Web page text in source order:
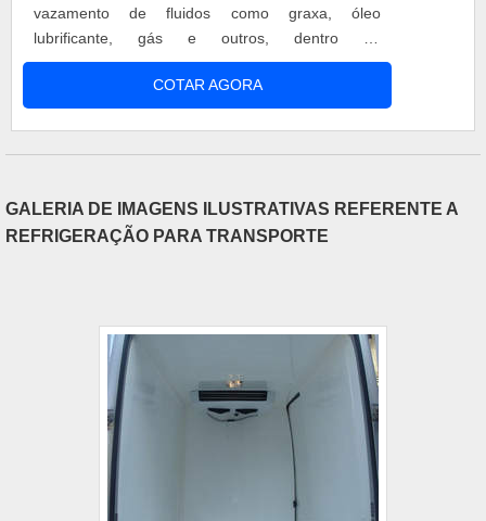
vazamento de fluidos como graxa, óleo
lubrificante, gás e outros, dentro do
funcionamento de uma moto. E apesar de parecer
somente uma borracha, esta peça é mais do que
simplesmente isso. O retentor de moto é
COTAR AGORA
GALERIA DE IMAGENS ILUSTRATIVAS REFERENTE A
REFRIGERAÇÃO PARA TRANSPORTE